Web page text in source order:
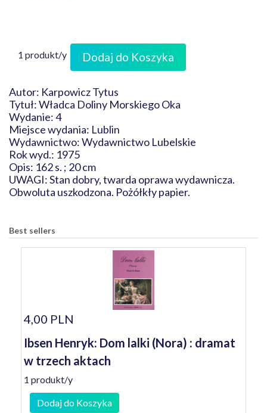
1 produkt/y Dodaj do Koszyka
Autor: Karpowicz Tytus
Tytuł: Władca Doliny Morskiego Oka
Wydanie: 4
Miejsce wydania: Lublin
Wydawnictwo: Wydawnictwo Lubelskie
Rok wyd.: 1975
Opis: 162 s. ; 20 cm
UWAGI: Stan dobry, twarda oprawa wydawnicza.
Obwoluta uszkodzona. Pożółkły papier.
Best sellers
4,00 PLN
Ibsen Henryk: Dom lalki (Nora) : dramat
w trzech aktach
1 produkt/y
Dodaj do Koszyka